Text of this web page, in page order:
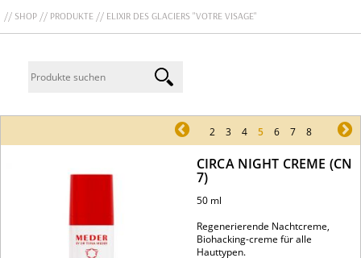
SHOP PRODUKTE ELIXIR DES GLACIERS "VOTRE VISAGE"
pr 2 3 4 5 6 7 8
CIRCA NIGHT CREME (CN
7)
50 ml
Regenerierende Nachtcreme,
Biohacking-creme für alle
Hauttypen.